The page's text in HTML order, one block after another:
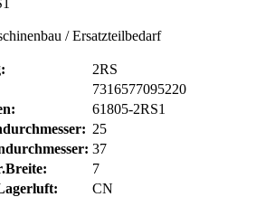
/ Ersatzteilbedarf
2RS
7316577095220
61805-2RS1
25
37
7
CN